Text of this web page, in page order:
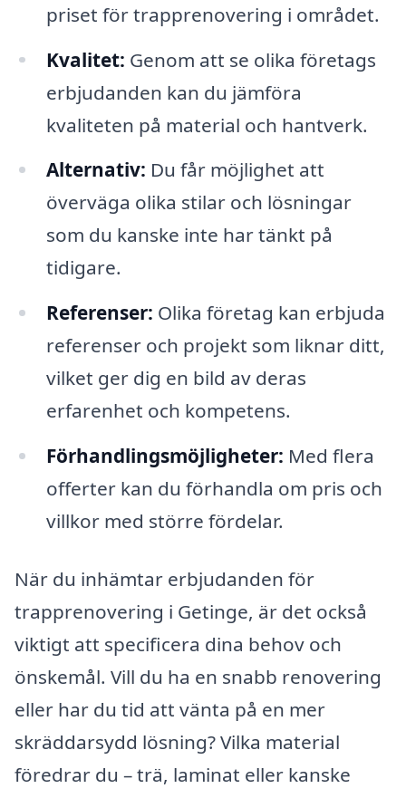
priset för trapprenovering i området.
Kvalitet: Genom att se olika företags
erbjudanden kan du jämföra
kvaliteten på material och hantverk.
Alternativ: Du får möjlighet att
överväga olika stilar och lösningar
som du kanske inte har tänkt på
tidigare.
Referenser: Olika företag kan erbjuda
referenser och projekt som liknar ditt,
vilket ger dig en bild av deras
erfarenhet och kompetens.
Förhandlingsmöjligheter: Med flera
offerter kan du förhandla om pris och
villkor med större fördelar.
När du inhämtar erbjudanden för
trapprenovering i Getinge, är det också
viktigt att specificera dina behov och
önskemål. Vill du ha en snabb renovering
eller har du tid att vänta på en mer
skräddarsydd lösning? Vilka material
föredrar du – trä, laminat eller kanske